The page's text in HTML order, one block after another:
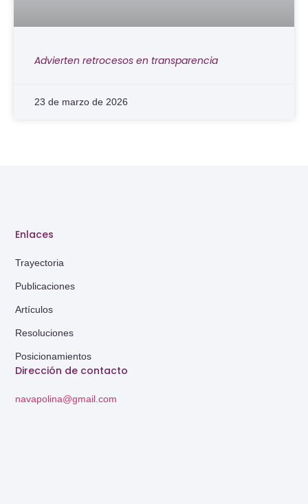
Advierten retrocesos en transparencia
23 de marzo de 2026
Dirección de contacto
navapolina@gmail.com
Enlaces
Trayectoria
Publicaciones
Artículos
Resoluciones
Posicionamientos